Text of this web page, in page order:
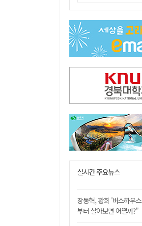
"폐기 버스 개조해 청년주택" 與
이의준 전 경북도 새마을봉사과
"상법개정해도 주주가 '봉'"…하이닉스 솔
실시간 주요뉴스
장동혁, 황희 '버스하우
부터 살아보면 어떨까?"